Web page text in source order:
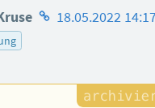
Homepage
18.05.2022